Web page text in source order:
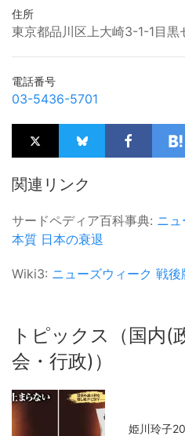
住所
東京都品川区上大崎3-1-1目黒
電話番号
03-5436-5701
関連リンク
サードペディア百科事典: ニュ
本質 日本の衰退
Wiki3: ニューズウィーク 戦後
トピックス（国内(
会・行政)）
姫川玲子